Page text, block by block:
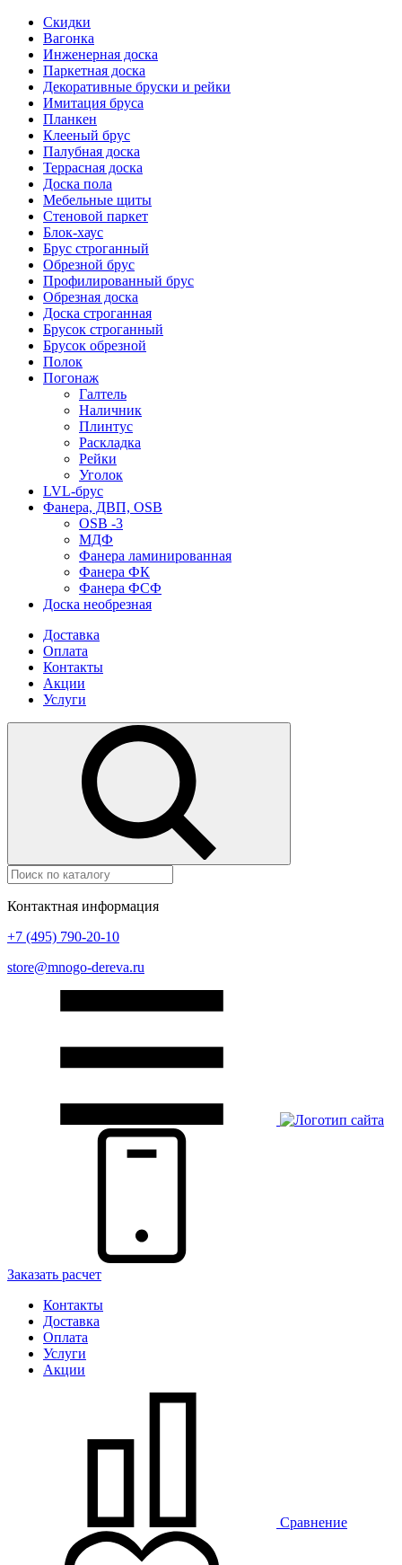
Скидки
Вагонка
Инженерная доска
Паркетная доска
Декоративные бруски и рейки
Имитация бруса
Планкен
Клееный брус
Палубная доска
Террасная доска
Доска пола
Мебельные щиты
Стеновой паркет
Блок-хаус
Брус строганный
Обрезной брус
Профилированный брус
Обрезная доска
Доска строганная
Брусок строганный
Брусок обрезной
Полок
Погонаж
Галтель
Наличник
Плинтус
Раскладка
Рейки
Уголок
LVL-брус
Фанера, ДВП, OSB
OSB -3
МДФ
Фанера ламинированная
Фанера ФК
Фанера ФСФ
Доска необрезная
Доставка
Оплата
Контакты
Акции
Услуги
Контактная информация
+7 (495) 790-20-10
store@mnogo-dereva.ru
Заказать расчет
Контакты
Доставка
Оплата
Услуги
Акции
Сравнение